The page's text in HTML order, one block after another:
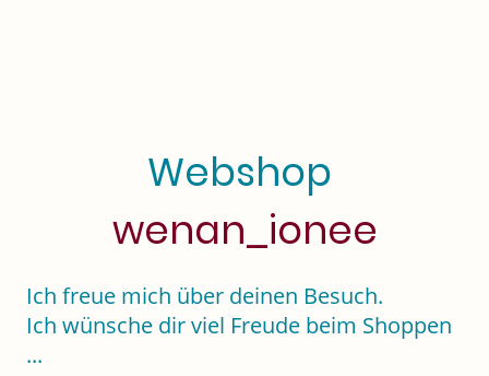
Webshop
wenan_ionee
Ich freue mich über deinen Besuch.
Ich wünsche dir viel Freude beim Shoppen
...